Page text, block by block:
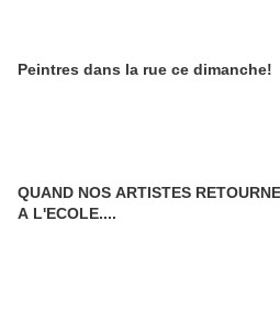
Peintres dans la rue ce dimanche!
QUAND NOS ARTISTES
A L'ECOLE....